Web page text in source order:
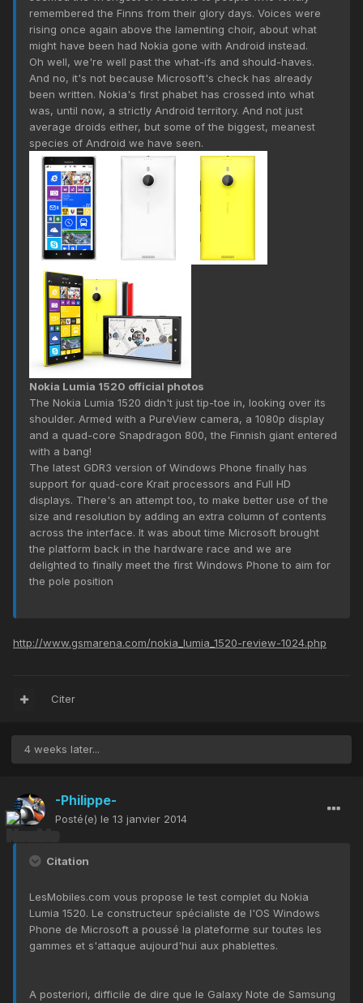
remembered the Finns from their glory days. Voices were
rising once again above the lamenting choir, about what
might have been had Nokia gone with Android instead.
Oh well, we're well past the what-ifs and should-haves.
And no, it's not because Microsoft's check has already
been written. Nokia's first phabet has crossed into what
was, until now, a strictly Android territory. And not just
average droids either, but some of the biggest, meanest
species of Android we have seen.
Nokia Lumia 1520 official photos
The Nokia Lumia 1520 didn't just tip-toe in, looking over its
shoulder. Armed with a PureView camera, a 1080p display
and a quad-core Snapdragon 800, the Finnish giant entered
with a bang!
The latest GDR3 version of Windows Phone finally has
support for quad-core Krait processors and Full HD
displays. There's an attempt too, to make better use of the
size and resolution by adding an extra column of contents
across the interface. It was about time Microsoft brought
the platform back in the hardware race and we are
delighted to finally meet the first Windows Phone to aim for
the pole position
http://www.gsmarena.com/nokia_lumia_1520-review-1024.php
Citer
4 weeks later...
-Philippe-
Posté(e) le 13 janvier 2014
Citation
LesMobiles.com vous propose le test complet du Nokia
Lumia 1520. Le constructeur spécialiste de l'OS Windows
Phone de Microsoft a poussé la plateforme sur toutes les
gammes et s'attaque aujourd'hui aux phablettes.
A posteriori, difficile de dire que le Galaxy Note de Samsung